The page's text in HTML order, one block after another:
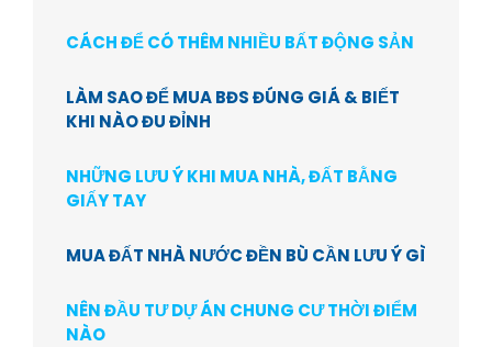
CÁCH ĐỂ CÓ THÊM NHIỀU BẤT ĐỘNG SẢN
LÀM SAO ĐỂ MUA BĐS ĐÚNG GIÁ & BIẾT
KHI NÀO ĐU ĐỈNH
NHỮNG LƯU Ý KHI MUA NHÀ, ĐẤT BẰNG
GIẤY TAY
MUA ĐẤT NHÀ NƯỚC ĐỀN BÙ CẦN LƯU Ý GÌ
NÊN ĐẦU TƯ DỰ ÁN CHUNG CƯ THỜI ĐIỂM
NÀO